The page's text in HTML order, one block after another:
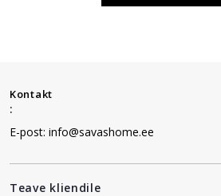
Kontakt
:
E-post: info@savashome.ee
Teave kliendile